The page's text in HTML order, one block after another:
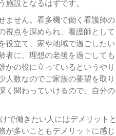
設となるはずです。
ません。看多機で働く看護師の
視点を深められ、看護師として
役立て、家や地域で過ごしたい
者に、理想の老後を過ごしても
かの役に立っているというやり
人数なのでご家族の要望を取り
く関わっていけるので、自分の
で働きたい人にはデメリットと
が多いこともデメリットに感じ